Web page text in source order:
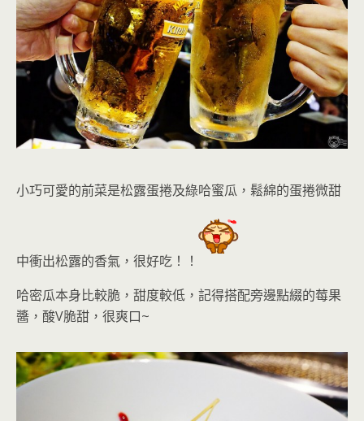
小巧可愛的前菜是松露蛋捲及綠哈蜜瓜 ， 鬆綿的蛋捲微甜
中衝出松露的香氣 ，很好吃！！
哈密瓜本身比較脆，甜度較低，記得搭配旁邊點綴的莓果
醬，酸V脆甜 ，很爽口~